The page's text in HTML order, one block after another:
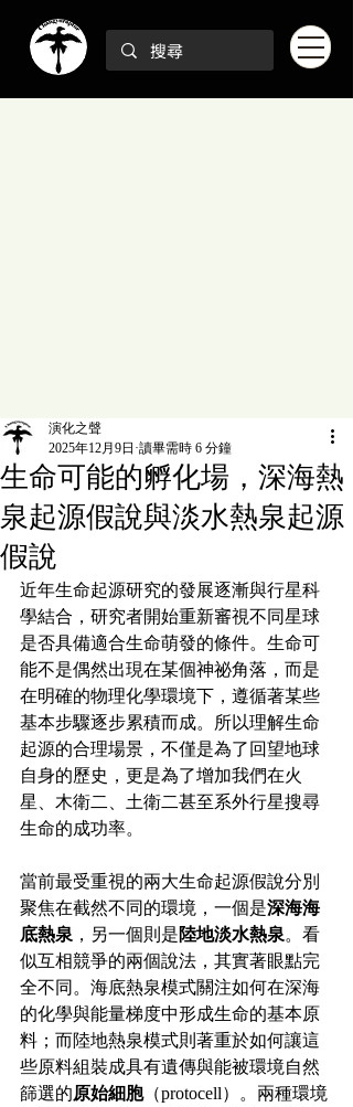
生命可能的孵化場，深海熱
泉起源假說與淡水熱泉起源
假說
演化之聲
2025年12月9日 讀畢需時 6 分鐘
近年生命起源研究的發展逐漸與行星科
學結合，研究者開始重新審視不同星球
是否具備適合生命萌發的條件。生命可
能不是偶然出現在某個神祕角落，而是
在明確的物理化學環境下，遵循著某些
基本步驟逐步累積而成。所以理解生命
起源的合理場景，不僅是為了回望地球
自身的歷史，更是為了增加我們在火
星、木衛二、土衛二甚至系外行星搜尋
生命的成功率。
當前最受重視的兩大生命起源假說分別
聚焦在截然不同的環境，一個是深海海
底熱泉 ，另一個則是陸地淡水熱泉。看
似互相競爭的兩個說法，其實著眼點完
全不同。海底熱泉模式關注如何在深海
的化學與能量梯度中形成生命的基本原
料；而陸地熱泉模式則著重於如何讓這
些原料組裝成具有遺傳與能被環境自然
篩選的原始細胞（protocell）。兩種環境